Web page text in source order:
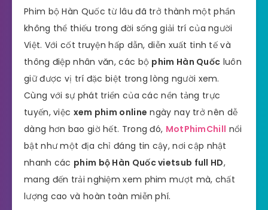
Phim bộ Hàn Quốc từ lâu đã trở thành một phần
không thể thiếu trong đời sống giải trí của người
Việt. Với cốt truyện hấp dẫn, diễn xuất tinh tế và
thông điệp nhân văn, các bộ phim Hàn Quốc luôn
giữ được vị trí đặc biệt trong lòng người xem.
Cùng với sự phát triển của các nền tảng trực
tuyến, việc xem phim online ngày nay trở nên dễ
dàng hơn bao giờ hết. Trong đó, MotPhimChill nổi
bật như một địa chỉ đáng tin cậy, nơi cập nhật
nhanh các phim bộ Hàn Quốc vietsub full HD,
mang đến trải nghiệm xem phim mượt mà, chất
lượng cao và hoàn toàn miễn phí.